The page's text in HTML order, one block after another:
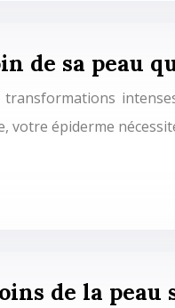
de sa peau
votre épiderme
de la peau